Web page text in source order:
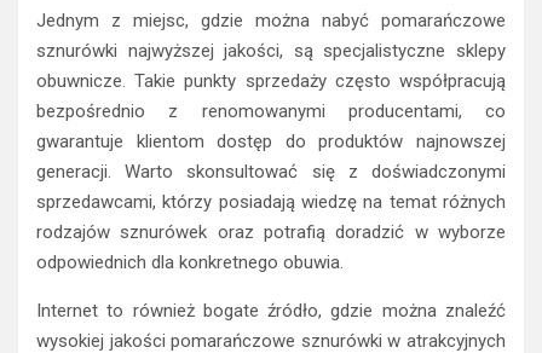
Jednym z miejsc, gdzie można nabyć pomarańczowe
sznurówki najwyższej jakości, są specjalistyczne sklepy
obuwnicze. Takie punkty sprzedaży często współpracują
bezpośrednio z renomowanymi producentami, co
gwarantuje klientom dostęp do produktów najnowszej
generacji. Warto skonsultować się z doświadczonymi
sprzedawcami, którzy posiadają wiedzę na temat różnych
rodzajów sznurówek oraz potrafią doradzić w wyborze
odpowiednich dla konkretnego obuwia.
Internet to również bogate źródło, gdzie można znaleźć
wysokiej jakości pomarańczowe sznurówki w atrakcyjnych